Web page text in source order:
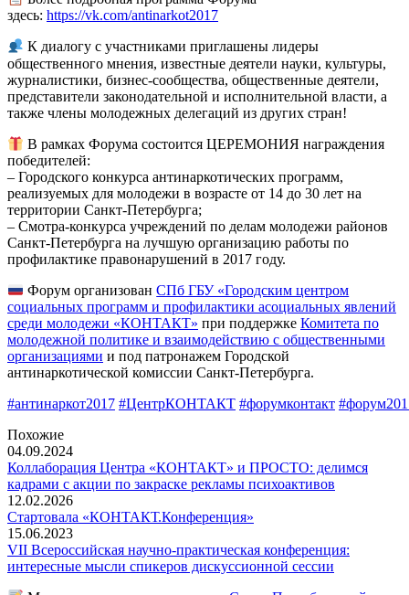
здесь: https://vk.com/antinarkot2017
К диалогу с участниками приглашены лидеры
общественного мнения, известные деятели науки, культуры,
журналистики, бизнес-сообщества, общественные деятели,
представители законодательной и исполнительной власти, а
также члены молодежных делегаций из других стран!
В рамках Форума состоится ЦЕРЕМОНИЯ награждения
победителей:
– Городского конкурса антинаркотических программ,
реализуемых для молодежи в возрасте от 14 до 30 лет на
территории Санкт-Петербурга;
– Смотра-конкурса учреждений по делам молодежи районов
Санкт-Петербурга на лучшую организацию работы по
профилактике правонарушений в 2017 году.
Форум организованСПб ГБУ «Городским центром
социальных программ и профилактики асоциальных явлений
среди молодежи «КОНТАКТ» при поддержке Комитета по
молодежной политике и взаимодействию с общественными
организациями и под патронажем Городской
антинаркотической комиссии Санкт-Петербурга.
#антинаркот2017 #ЦентрКОНТАКТ #форумконтакт
Похожие
04.09.2024
Коллаборация Центра «КОНТАКТ» и ПРОСТО: делимся
кадрами с акции по закраске рекламы психоактивов
12.02.2026
Стартовала «КОНТАКТ.Конференция»
15.06.2023
VII Всероссийская научно-практическая конференция:
интересные мысли спикеров дискуссионной сессии